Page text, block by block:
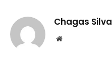
Chagas Silva
Website